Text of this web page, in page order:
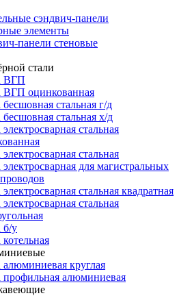
сэндвич-панели
элементы
панели стеновые
стали
ВГП
ВГП оцинкованная
бесшовная стальная г/д
бесшовная стальная х/д
стальная
стальная
электросварная для магистральных
стальная квадратная
стальная
б/у
алюминиевая круглая
профильная алюминиевая